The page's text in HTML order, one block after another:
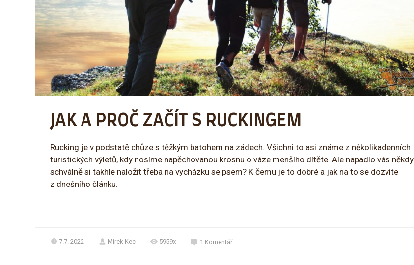
JAK A PROČ ZAČÍT S RUCKINGEM
Rucking je v podstatě chůze s těžkým batohem na zádech. Všichni to asi známe z několikadenních
turistických výletů, kdy nosíme napěchovanou krosnu o váze menšího dítěte. Ale napadlo vás někdy
schválně si takhle naložit třeba na vycházku se psem? K čemu je to dobré a jak na to se dozvíte
z dnešního článku.
7.7. 2022 Mirek Kec 5959x 1 Komentář